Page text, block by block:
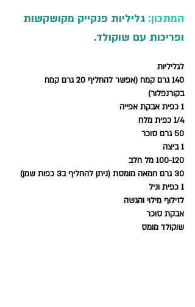
המתכון: גליליות פנקייק מקושקשות
ופריכות עם שוקולד.
לגליליות
140 גרם קמח (אפשר להחליף 20 גרם קמח
בקורנפלור)
1 כפית אבקת אפייה
1/4 כפית מלח
50 גרם סוכר
1 ביצה
100-120 מל חלב
30 גרם חמאה מומסת (ניתן להחליף ב3 כפות שמן)
1 כפית וניל
לזילוף מילוי והגשה
אבקת סוכר
שוקולד מומס